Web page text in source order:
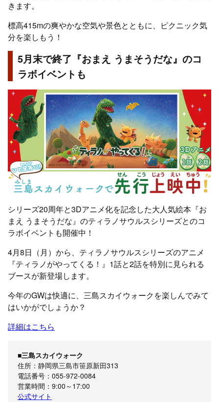
きます。
標高415mの爽やかな空気や景色とともに、ピクニック気
分を楽しもう！
5月末で終了『おまえ うまそうだな』のコ
ラボイベントも
シリーズ20周年と3Dアニメ化を記念した大人気絵本『お
まえ うまそうだな』のティラノサウルスシリーズとのコ
ラボイベントも開催中！
4月8日（月）から、ティラノサウルスシリーズのアニメ
『ティラノがやってくる！』1話と2話を特別に見られる
ブースが新登場します。
今年のGWは快適に、三島スカイウォークを楽しんでみて
はいかがでしょうか？
詳細はこちら
■三島スカイウォーク
住所：静岡県三島市笹原新田313
電話番号：055-972-0084
営業時間：9:00～17:00
公式サイト